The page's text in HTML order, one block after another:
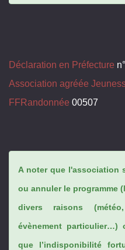
Déclaration en Préfecture
Association agréée
FFRandonnée 00507
A noter que l'association
ou annuler le programme
divers raisons
évènement particulier…)
que l’indisponibilité